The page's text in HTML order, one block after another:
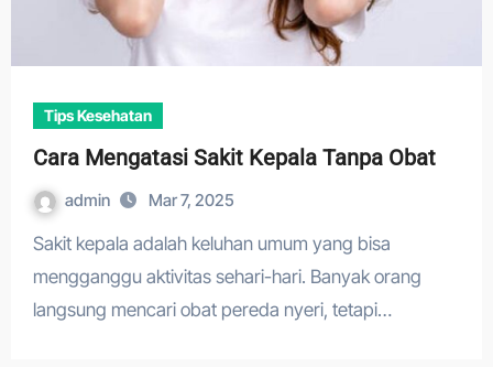
Tips Kesehatan
Cara Mengatasi Sakit Kepala Tanpa Obat
admin Mar 7, 2025
Sakit kepala adalah keluhan umum yang bisa
mengganggu aktivitas sehari-hari. Banyak orang
langsung mencari obat pereda nyeri, tetapi…